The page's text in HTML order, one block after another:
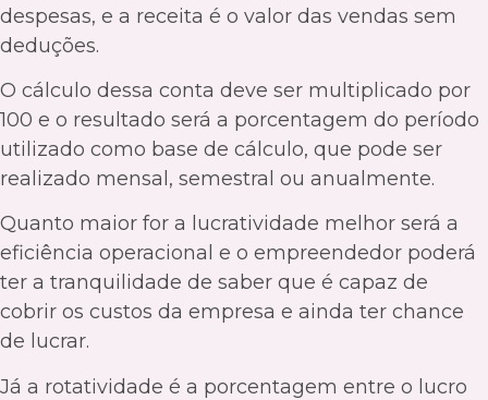
despesas, e a receita é o valor das vendas sem
deduções.
O cálculo dessa conta deve ser multiplicado por
100 e o resultado será a porcentagem do período
utilizado como base de cálculo, que pode ser
realizado mensal, semestral ou anualmente.
Quanto maior for a lucratividade melhor será a
eficiência operacional e o empreendedor poderá
ter a tranquilidade de saber que é capaz de
cobrir os custos da empresa e ainda ter chance
de lucrar.
Já a rotatividade é a porcentagem entre o lucro